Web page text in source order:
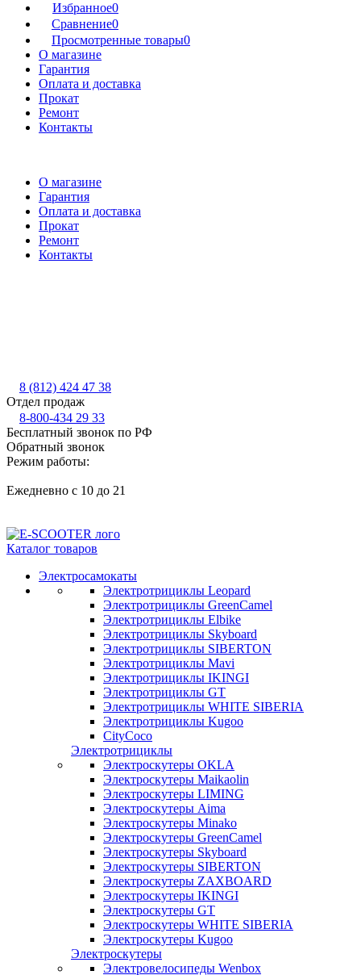
Избранное0
Сравнение0
Просмотренные товары0
О магазине
Гарантия
Оплата и доставка
Прокат
Ремонт
Контакты
О магазине
Гарантия
Оплата и доставка
Прокат
Ремонт
Контакты
8 (812) 424 47 38
Отдел продаж
8-800-434 29 33
Бесплатный звонок по РФ
Обратный звонок
Режим работы:
Ежедневно с 10 до 21
Каталог товаров
Электросамокаты
Электротрициклы Leopard
Электротрициклы GreenCamel
Электротрициклы Elbike
Электротрициклы Skyboard
Электротрициклы SIBERTON
Электротрициклы Mavi
Электротрициклы IKINGI
Электротрициклы GT
Электротрициклы WHITE SIBERIA
Электротрициклы Kugoo
CityCoco
Электротрициклы
Электроскутеры OKLA
Электроскутеры Maikaolin
Электроскутеры LIMING
Электроскутеры Aima
Электроскутеры Minako
Электроскутеры GreenCamel
Электроскутеры Skyboard
Электроскутеры SIBERTON
Электроскутеры ZAXBOARD
Электроскутеры IKINGI
Электроскутеры GT
Электроскутеры WHITE SIBERIA
Электроскутеры Kugoo
Электроскутеры
Электровелосипеды Wenbox